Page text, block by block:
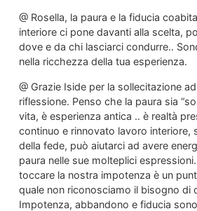
@ Rosella, la paura e la fiducia
interiore ci pone davanti alla scelta,
dove e da chi lasciarci condurre..
nella ricchezza della tua esperienza.
@ Grazie Iside per la sollecitazione
riflessione. Penso che la paura sia
vita, è esperienza antica .. è realtà
continuo e rinnovato lavoro interiore,
della fede, può aiutarci ad avere
paura nelle sue molteplici
toccare la nostra impotenza è un
quale non riconosciamo il bisogno di
Impotenza, abbandono e fiducia